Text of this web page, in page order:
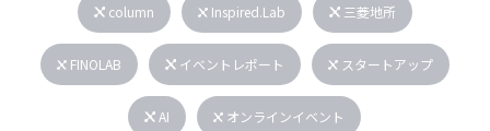
column Inspired.Lab 三菱地所
FINOLAB イベントレポート スタートアップ
AI オンラインイベント